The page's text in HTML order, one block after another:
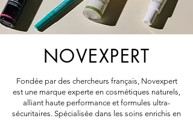
Fondée par des chercheurs français, Novexpert
est une marque experte en cosmétiques naturels,
alliant haute performance et formules ultra-
sécuritaires. Spécialisée dans les soins enrichis en
NOVEXPERT